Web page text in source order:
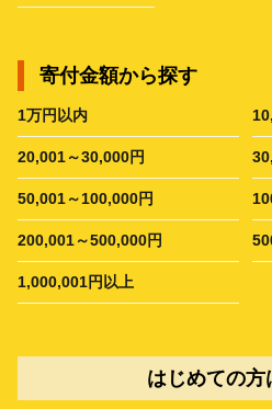
寄付金額から探す
1万円以内
20,001～30,000円
50,001～100,000円
200,001～500,000円
1,000,001円以上
はじめての方